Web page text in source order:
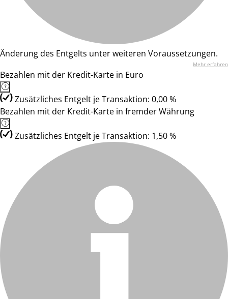
Änderung des Entgelts unter weiteren Voraussetzungen.
Mehr erfahren
Bezahlen mit der Kredit-Karte in Euro
Zusätzliches Entgelt je Transaktion: 0,00 %
Bezahlen mit der Kredit-Karte in fremder Währung
Zusätzliches Entgelt je Transaktion: 1,50 %